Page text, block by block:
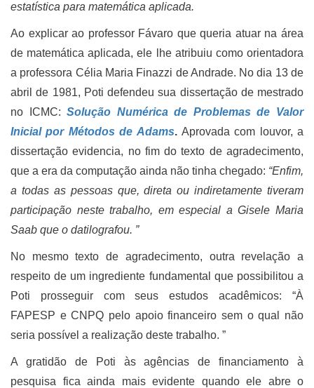
estatística para matemática aplicada.
Ao explicar ao professor Fávaro que queria atuar na área
de matemática aplicada, ele lhe atribuiu como orientadora
a professora Célia Maria Finazzi de Andrade. No dia 13 de
abril de 1981, Poti defendeu sua dissertação de mestrado
no ICMC:Solução Numérica de Problemas de Valor
Inicial por Métodos de Adams. Aprovada com louvor, a
dissertação evidencia, no fim do texto de agradecimento,
que a era da computação ainda não tinha chegado: “Enfim,
a todas as pessoas que, direta ou indiretamente tiveram
participação neste trabalho, em especial a Gisele Maria
Saab que o datilografou. ”
No mesmo texto de agradecimento, outra revelação a
respeito de um ingrediente fundamental que possibilitou a
Poti prosseguir com seus estudos acadêmicos: “À
FAPESP e CNPQ pelo apoio financeiro sem o qual não
seria possível a realização deste trabalho. ”
A gratidão de Poti às agências de financiamento à
pesquisa fica ainda mais evidente quando ele abre o